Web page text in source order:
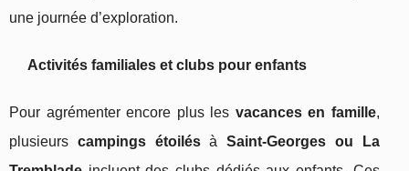
une journée d’exploration.
Activités familiales et clubs pour enfants
Pour agrémenter encore plus les vacances en famille,
plusieurs campings étoilésàSaint-Georges ou La